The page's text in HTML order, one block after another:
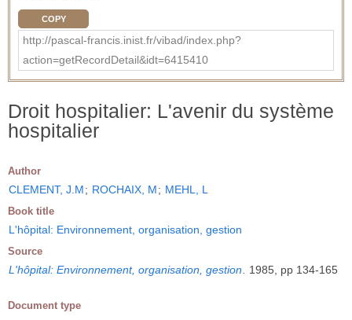
COPY
http://pascal-francis.inist.fr/vibad/index.php?
action=getRecordDetail&idt=6415410
Droit hospitalier: L'avenir du système
hospitalier
Author
CLEMENT, J.M; ROCHAIX, M; MEHL, L
Book title
L'hôpital: Environnement, organisation, gestion
Source
L'hôpital: Environnement, organisation, gestion 1985, pp 134-165
Document type